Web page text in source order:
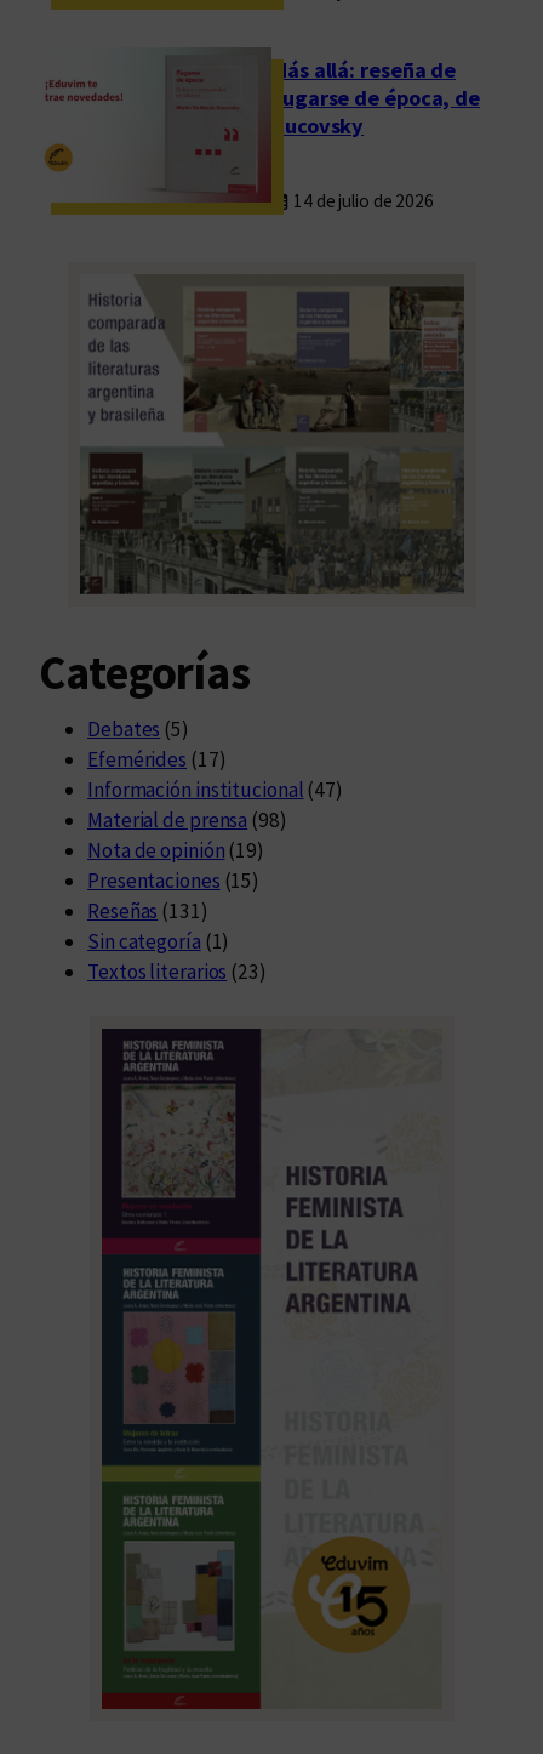
e
o
s
o
n
x
2
0
2
4
Más allá: reseña de
Fugarse de época, de
Rucovsky
14 de julio de 2026
Categorías
Debates (5)
Efemérides (17)
Información institucional (47)
Material de prensa (98)
Nota de opinión (19)
Presentaciones (15)
Reseñas (131)
Sin categoría (1)
Textos literarios (23)